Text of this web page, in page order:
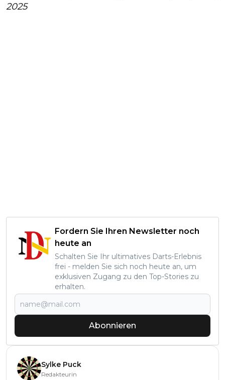
2025
Fordern Sie Ihren Newsletter noch
heute an
Schalten Sie Ihr ultimatives Darts-Erlebnis
frei - melden Sie sich noch heute an, um
exklusiven Zugang zu den Top-Stories zu
erhalten.
Abonnieren
Sylke Puck
Redakteurin